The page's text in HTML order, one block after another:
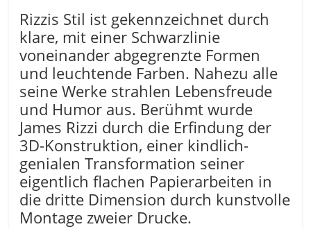
Rizzis Stil ist gekennzeichnet durch
klare, mit einer Schwarzlinie
voneinander abgegrenzte Formen
und leuchtende Farben. Nahezu alle
seine Werke strahlen Lebensfreude
und Humor aus. Berühmt wurde
James Rizzi durch die Erfindung der
3D-Konstruktion, einer kindlich-
genialen Transformation seiner
eigentlich flachen Papierarbeiten in
die dritte Dimension durch kunstvolle
Montage zweier Drucke.